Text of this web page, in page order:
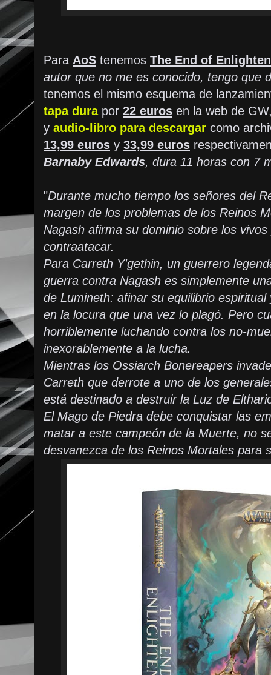
Para AoS tenemos The End of
autor que no me es conocido, tengo que
tenemos el mismo esquema de
tapa dura por 22 euros en la web de
y audio-libro para descargar como
13,99 euros y 33,99 euros
Barnaby Edwards, dura 11 horas con 7
"Durante mucho tiempo los señores del
margen de los problemas de los Reinos
Nagash afirma su dominio sobre los
contraatacar.
Para Carreth Y'gethin, un guerrero
guerra contra Nagash es simplemente
de Lumineth: afinar su equilibrio
en la locura que una vez lo plagó. Pero
horriblemente luchando contra los no-
inexorablemente a la lucha.
Mientras los Ossiarch Bonereapers
Carreth que derrote a uno de los
está destinado a destruir la Luz de
El Mago de Piedra debe conquistar las
matar a este campeón de la Muerte, no
desvanezca de los Reinos Mortales para